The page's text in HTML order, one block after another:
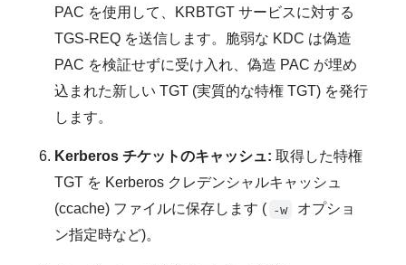
PAC を使用して、KRBTGT サービスに対する
TGS-REQ を送信します。脆弱な KDC は偽造
PAC を検証せずに受け入れ、偽造 PAC が埋め
込まれた新しい TGT (実質的な特権 TGT) を発行
します。
Kerberos チケットのキャッシュ: 取得した特権
TGT を Kerberos クレデンシャルキャッシュ
(ccache) ファイルに保存します ( -w
オプショ
ン指定時など)。